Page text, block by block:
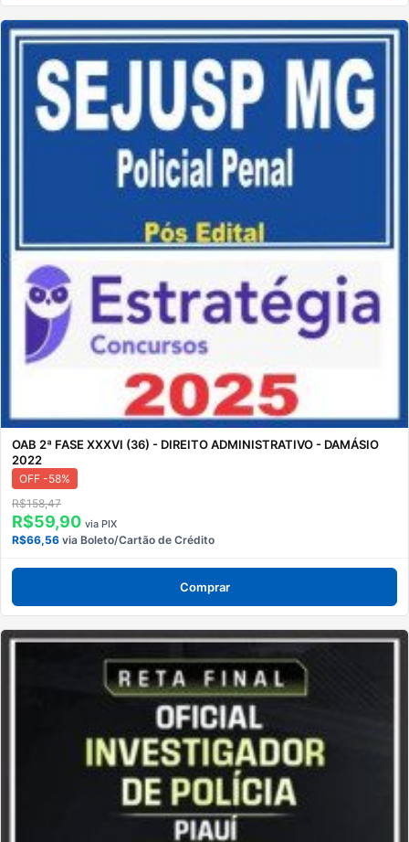
OAB 2ª FASE XXXVI (36) - DIREITO ADMINISTRATIVO - DAMÁSIO
2022
OFF -58%
R$158,47
R$59,90 via PIX
R$66,56 via Boleto/Cartão de Crédito
Comprar